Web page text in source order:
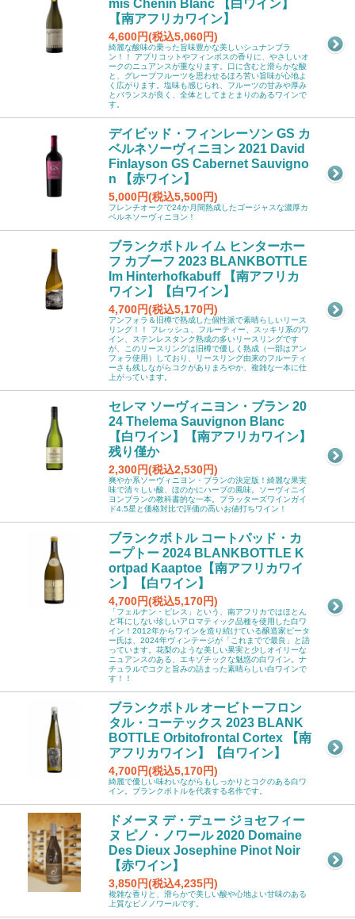
mis Chenin Blanc 【白ワイン】
【南アフリカワイン】
4,600円(税込5,060円)
綺麗な酸味の乗った旨味豊かな美しいシュナンブラ
ン！！ アプリコットやフィンボスの香りに、やさしいオ
ークのニュアンスが重なります。口に含むと滑らかな酸
と、グレープフルーツを思わせるほろ苦い旨味が心地よ
く広がります。塩味も感じられ、フルーツの甘みや厚み
とバランスが良く、全体としてまとまりのあるワインで
す。
デイビッド・フィンレーソン GS カ
ベルネソーヴィニヨン 2021 David
Finlayson GS Cabernet Sauvigno
n 【赤ワイン】
5,000円(税込5,500円)
フレンチオークで24か月間熟成したゴージャスな濃厚カ
ベルネソーヴィニヨン！
ブランクボトル イム ヒンターホー
フ カブーフ 2023 BLANKBOTTLE
Im Hinterhofkabuff 【南アフリカ
ワイン】【白ワイン】
4,700円(税込5,170円)
アンフォラ＆旧樽で熟成した個性派で素晴らしいリース
リング！！ フレッシュ、フルーティー、スッキリ系のワ
イン、ステンレスタンク熟成の多いリースリングです
が、このリースリングは旧樽で優しく熟成（一部はアン
フォラ使用）しており、リースリング由来のフルーティ
ーさも残しながらコクがありまろやか、複雑な一本に仕
上がっています。
セレマ ソーヴィニヨン・ブラン 20
24 Thelema Sauvignon Blanc
【白ワイン】【南アフリカワイン】
残り僅か
2,300円(税込2,530円)
爽やか系ソーヴィニヨン・ブランの決定版！綺麗な果実
味で清々しい酸、ほのかにハーブの風味。ソーヴィニイ
ヨンブランの教科書的な一本。プラッターズワインガイ
ド4.5星と価格対比で評価の高いお値打ちワイン！
ブランクボトル コートパッド・カ
ープトー 2024 BLANKBOTTLE K
ortpad Kaaptoe【南アフリカワイ
ン】【白ワイン】
4,700円(税込5,170円)
「フェルナン・ピレス」という、南アフリカではほとん
ど耳にしない珍しいアロマティック品種を使用した白ワ
イン！2012年からワインを造り続けている醸造家ピータ
ー氏は、2024年ヴィンテージが「これまでで最良」と語
っています。花梨のような美しい果実と少しオイリーな
ニュアンスのある、エキゾチックな魅惑の白ワイン。ナ
チュラルでコクと旨みの詰まった素晴らしい白ワインで
す！！
ブランクボトル オービトーフロン
タル・コーテックス 2023 BLANK
BOTTLE Orbitofrontal Cortex 【南
アフリカワイン】【白ワイン】
4,700円(税込5,170円)
綺麗で優しい味わいながらもしっかりとコクのある白ワ
イン。ブランクボトルを代表する名作です。
ドメーヌ デ・デュー ジョセフィー
ヌ ピノ・ノワール 2020 Domaine
Des Dieux Josephine Pinot Noir
【赤ワイン】
3,850円(税込4,235円)
複雑な香りと、滑らかで美しい酸や心地よい甘味のある
上質なピノノワールです。